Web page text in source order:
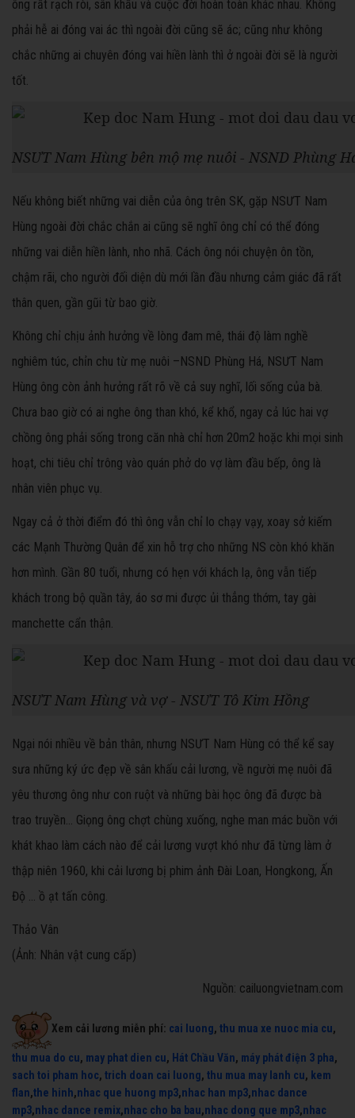
ông rất rạch ròi, sân khấu và cuộc đời hoàn toàn khác nhau. Không
phải hễ ai đóng vai ác thì ngoài đời cũng sẽ ác; cũng như không
chắc những ai chuyên đóng vai hiền lành thì ở ngoài đời sẽ là người
tốt.
NSƯT Nam Hùng bên mộ mẹ nuôi - NSND Phùng
Nếu không biết những vai diễn của ông trên SK, gặp NSƯT Nam
Hùng ngoài đời chắc chắn ai cũng sẽ nghĩ ông chỉ có thể đóng
những vai diễn hiền lành, nho nhã. Cách ông nói chuyện ôn tồn,
chậm rãi, cho người đối diện dù mới lần đầu nhưng cảm giác đã rất
thân quen, gần gũi từ bao giờ.
Không chỉ chịu ảnh hưởng về lòng đam mê, thái độ làm nghề
nghiêm túc, chỉn chu từ mẹ nuôi –NSND Phùng Há, NSƯT Nam
Hùng ông còn ảnh hưởng rất rõ về cả suy nghĩ, lối sống của bà.
Chưa bao giờ có ai nghe ông than khó, kể khổ, ngay cả lúc hai vợ
chồng ông phải sống trong căn nhà chỉ hơn 20m2 hoặc khi mọi sinh
hoạt, chi tiêu chỉ trông vào quán phở do vợ làm đầu bếp, ông là
nhân viên phục vụ.
Ngay cả ở thời điểm đó thì ông vẫn chỉ lo chạy vạy, xoay sở kiếm
các Mạnh Thường Quân để xin hỗ trợ cho những NS còn khó khăn
hơn mình. Gần 80 tuổi, nhưng có hẹn với khách lạ, ông vẫn tiếp
khách trong bộ quần tây, áo sơ mi được ủi thẳng thớm, tay gài
manchette cẩn thận.
NSƯT Nam Hùng và vợ - NSƯT Tô Kim Hồng
Ngại nói nhiều về bản thân, nhưng NSƯT Nam Hùng có thể kể say
sưa những ký ức đẹp về sân khấu cải lương, về người mẹ nuôi đã
yêu thương ông như con ruột và những bài học ông đã được bà
trao truyền… Giọng ông chợt chùng xuống, nghe man mác buồn với
khát khao làm cách nào để cải lương vượt khó như đã từng làm ở
thập niên 1960, khi cải lương bị phim ảnh Đài Loan, Hongkong, Ấn
Độ … ồ ạt tấn công.
Thảo Vân
(Ảnh: Nhân vật cung cấp)
Nguồn: cailuongvietnam.com
Xem cải lương miễn phí: cai luong, thu mua xe nuoc mia cu,
thu mua do cu, may phat dien cu, Hát Chầu Văn, máy phát điện 3 pha,
sach toi pham hoc, trich doan cai luong, thu mua may lanh cu, kem
flan,the hinh,nhac que huong mp3,nhac han mp3,nhac dance
mp3,nhac dance remix,nhac cho ba bau,nhac dong que mp3,nhac